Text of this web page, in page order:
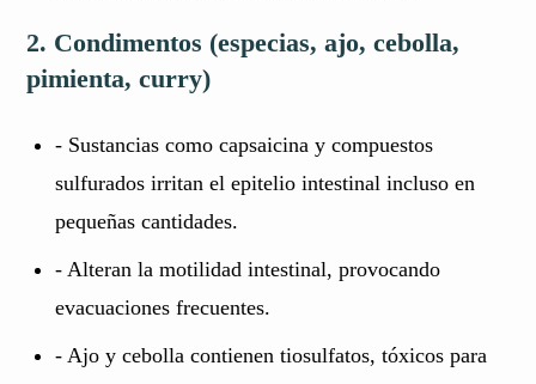
2. Condimentos (especias, ajo, cebolla,
pimienta, curry)
- Sustancias como capsaicina y compuestos
sulfurados irritan el epitelio intestinal incluso en
pequeñas cantidades.
- Alteran la motilidad intestinal, provocando
evacuaciones frecuentes.
- Ajo y cebolla contienen tiosulfatos, tóxicos para